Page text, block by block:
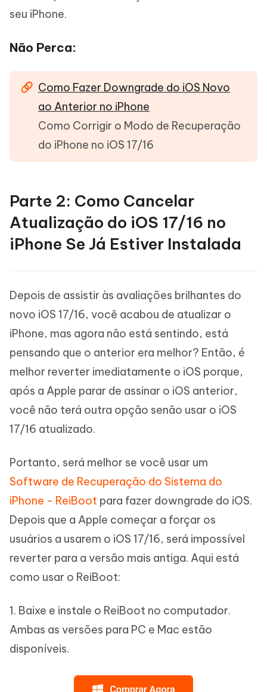
seu iPhone.
Não Perca:
Como Fazer Downgrade do iOS Novo
ao Anterior no iPhone
Como Corrigir o Modo de Recuperação
do iPhone no iOS 17/16
Parte 2: Como Cancelar
Atualização do iOS 17/16 no
iPhone Se Já Estiver Instalada
Depois de assistir às avaliações brilhantes do
novo iOS 17/16, você acabou de atualizar o
iPhone, mas agora não está sentindo, está
pensando que o anterior era melhor? Então, é
melhor reverter imediatamente o iOS porque,
após a Apple parar de assinar o iOS anterior,
você não terá outra opção senão usar o iOS
17/16 atualizado.
Portanto, será melhor se você usar um
Software de Recuperação do Sistema do
iPhone - ReiBoot para fazer downgrade do iOS.
Depois que a Apple começar a forçar os
usuários a usarem o iOS 17/16, será impossível
reverter para a versão mais antiga. Aqui está
como usar o ReiBoot:
1. Baixe e instale o ReiBoot no computador.
Ambas as versões para PC e Mac estão
disponíveis.